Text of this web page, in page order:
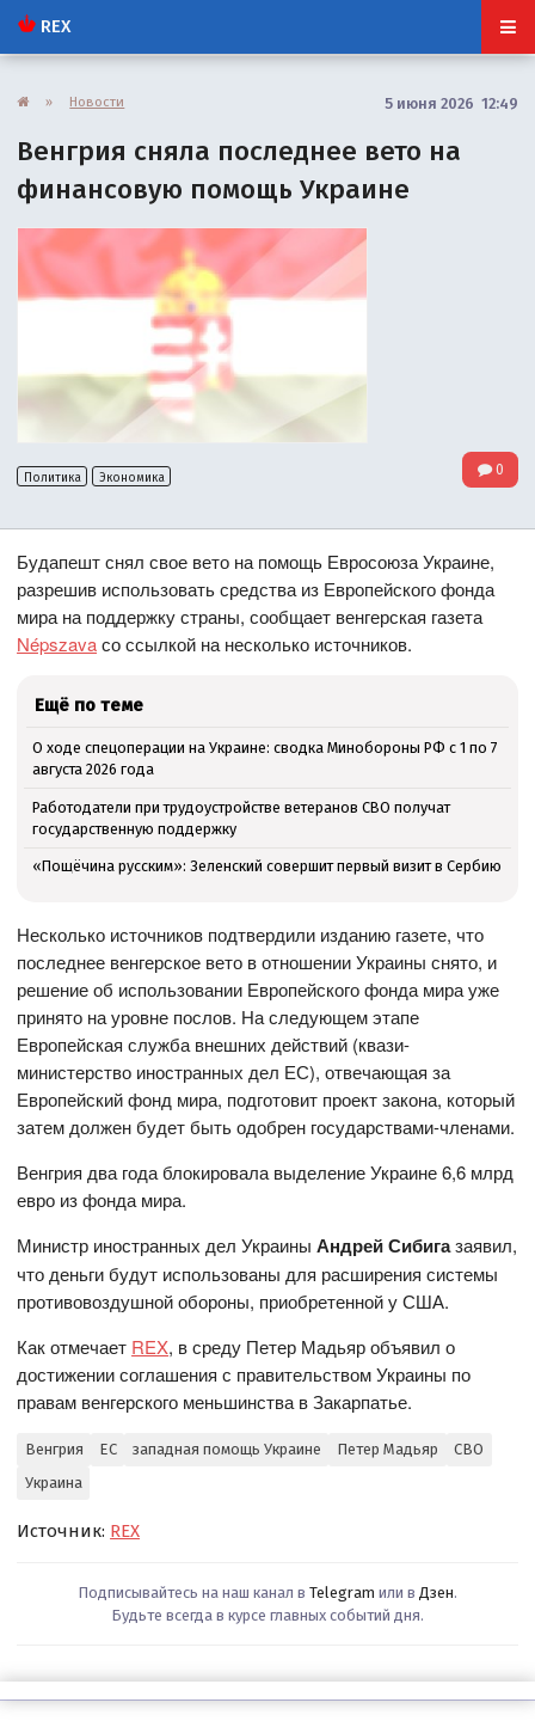
REX
» Новости 5 июня 2026 12:49
Венгрия сняла последнее вето на
финансовую помощь Украине
Политика Экономика 0
Будапешт снял свое вето на помощь Евросоюза Украине,
разрешив использовать средства из Европейского фонда
мира на поддержку страны, сообщает венгерская газета
Népszavaсо ссылкой на несколько источников.
Ещё по теме
О ходе спецоперации на Украине: сводка Минобороны РФ с 1 по 7
августа 2026 года
Работодатели при трудоустройстве ветеранов СВО получат
государственную поддержку
«Пощёчина русским»: Зеленский совершит первый визит в Сербию
Несколько источников подтвердили изданию газете, что
последнее венгерское вето в отношении Украины снято, и
решение об использовании Европейского фонда мира уже
принято на уровне послов. На следующем этапе
Европейская служба внешних действий (квази-
министерство иностранных дел ЕС), отвечающая за
Европейский фонд мира, подготовит проект закона, который
затем должен будет быть одобрен государствами-членами.
Венгрия два года блокировала выделение Украине 6,6 млрд
евро из фонда мира.
Министр иностранных дел Украины Андрей Сибигазаявил,
что деньги будут использованы для расширения системы
противовоздушной обороны, приобретенной у США.
Как отмечает REX, в среду Петер Мадьяр объявил о
достижении соглашения с правительством Украины по
правам венгерского меньшинства в Закарпатье.
Венгрия ЕС западная помощь Украине Петер Мадьяр
СВО
Украина
Источник: REX
Подписывайтесь на наш канал в Telegram или в Дзен.
Будьте всегда в курсе главных событий дня.